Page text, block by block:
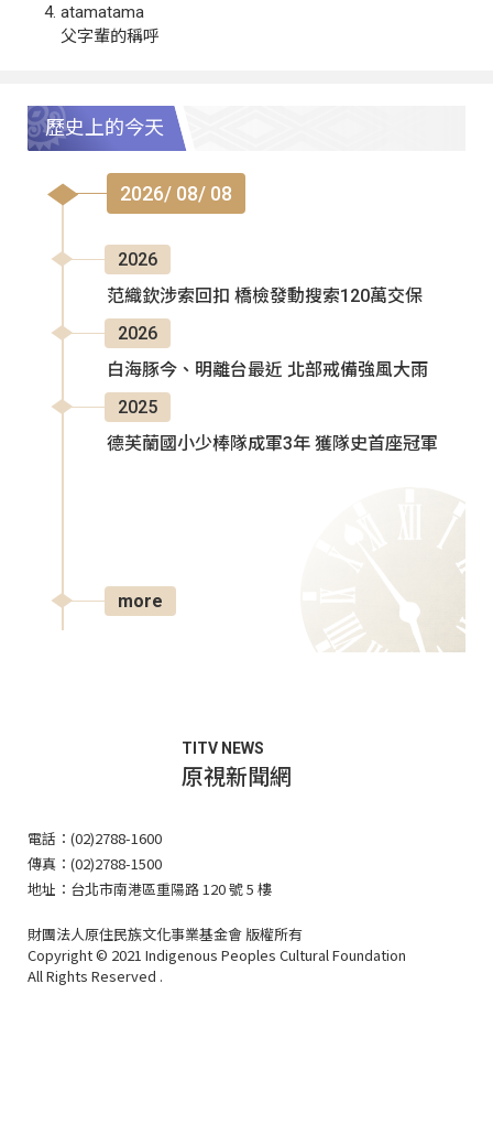
atamatama
父字輩的稱呼
歷史上的今天
2026/ 08/ 08
2026
范織欽涉索回扣 橋檢發動搜索120萬交保
2026
白海豚今、明離台最近 北部戒備強風大雨
2025
德芙蘭國小少棒隊成軍3年 獲隊史首座冠軍
more
TITV NEWS
原視新聞網
電話：(02)2788-1600
傳真：(02)2788-1500
地址：台北市南港區重陽路 120 號 5 樓
財團法人原住民族文化事業基金會 版權所有
Copyright © 2021 Indigenous Peoples Cultural Foundation
All Rights Reserved .